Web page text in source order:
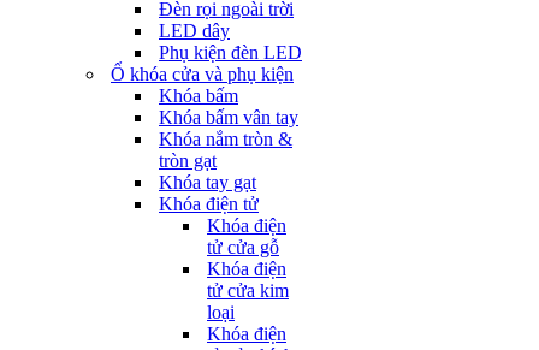
Đèn rọi ngoài trời
LED dây
Phụ kiện đèn LED
Ổ khóa cửa và phụ kiện
Khóa bấm
Khóa bấm vân tay
Khóa nắm tròn &
tròn gạt
Khóa tay gạt
Khóa điện tử
Khóa điện
tử cửa gỗ
Khóa điện
tử cửa kim
loại
Khóa điện